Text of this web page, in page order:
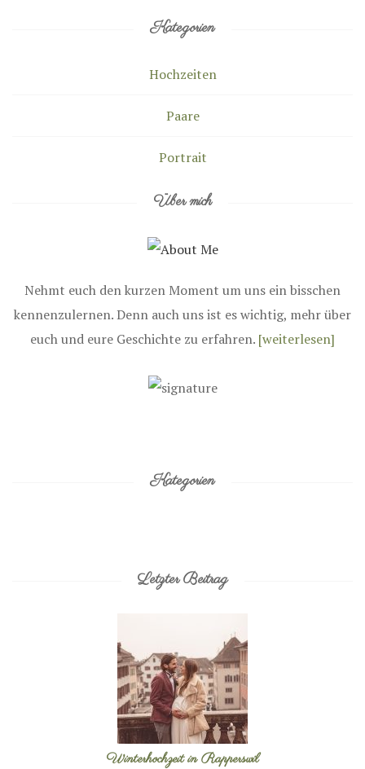
Kategorien
Hochzeiten
Paare
Portrait
Über mich
Nehmt euch den kurzen Moment um uns ein bisschen
kennenzulernen. Denn auch uns ist es wichtig, mehr über
euch und eure Geschichte zu erfahren. [weiterlesen]
Kategorien
Letzter Beitrag
Winterhochzeit in Rapperswil